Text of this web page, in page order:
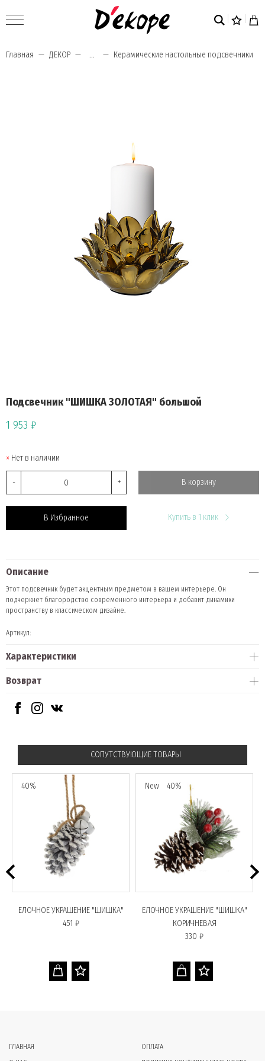
Главная ДЕКОР ... Керамические настольные подсвечники
Подсвечник "ШИШКА ЗОЛОТАЯ" большой
1 953 ₽
Нет в наличии
- + В корзину
В Избранное Купить в 1 клик
Описание
Этот подсвечник будет акцентным предметом в вашем интерьере. Он
подчеркнет благородство современного интерьера и добавит динамики
пространству в классическом дизайне.
Артикул:
Характеристики
Возврат
СОПУТСТВУЮЩИЕ ТОВАРЫ
40%
ЕЛОЧНОЕ УКРАШЕНИЕ "ШИШКА"
451 ₽
New 40%
ЕЛОЧНОЕ УКРАШЕНИЕ "ШИШКА"
КОРИЧНЕВАЯ
330 ₽
ГЛАВНАЯ
ОПЛАТА